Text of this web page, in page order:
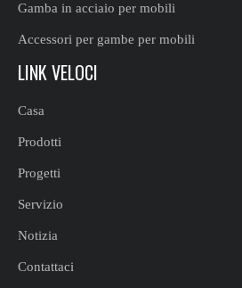
Gamba in acciaio per mobili
Accessori per gambe per mobili
LINK VELOCI
Casa
Prodotti
Progetti
Servizio
Notizia
Contattaci